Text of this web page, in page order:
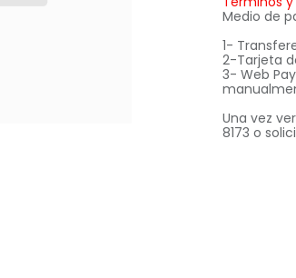
Medio de
1-
2-Tarjeta
3- Web
Una vez
8173 o